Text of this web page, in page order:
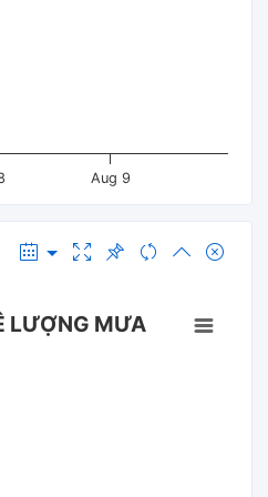
Aug 9
LƯỢNG MƯA